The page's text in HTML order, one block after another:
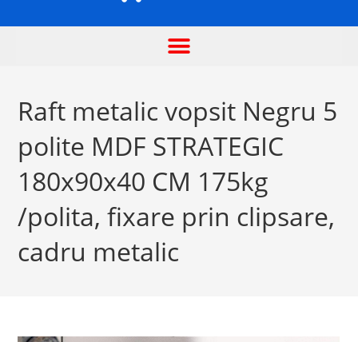
Raft metalic vopsit Negru 5
polite MDF STRATEGIC
180x90x40 CM 175kg
/polita, fixare prin clipsare,
cadru metalic